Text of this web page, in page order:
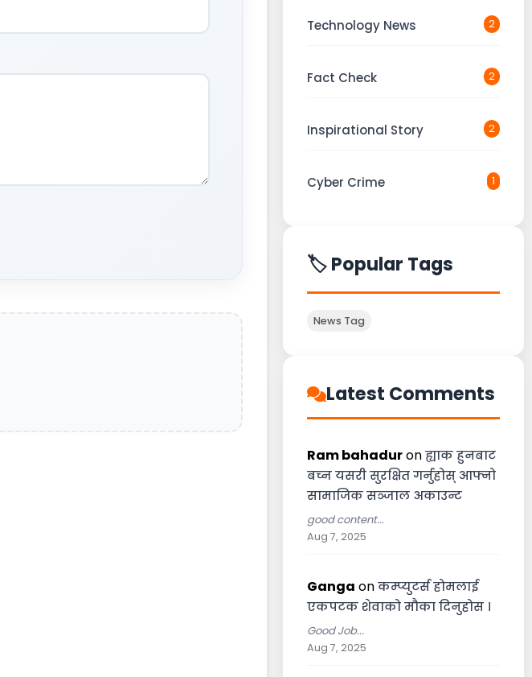
Technology News 2
Fact Check 2
Inspirational Story 2
Cyber Crime 1
🏷️ Popular Tags
News Tag
Latest Comments
Ram bahaduronह्याक हुनबाट
बच्न यसरी सुरक्षित गर्नुहोस् आफ्नो
सामाजिक सञ्जाल अकाउन्ट
good content...
Aug 7, 2025
Ganga onकम्प्युटर्स होमलाई
एकपटक शेवाको मौका दिनुहोस ।
Good Job...
Aug 7, 2025